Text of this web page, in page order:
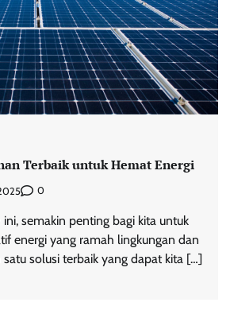
Terbaik untuk Hemat Energi
0
semakin penting bagi kita untuk
energi yang ramah lingkungan dan
satu solusi terbaik yang dapat kita […]